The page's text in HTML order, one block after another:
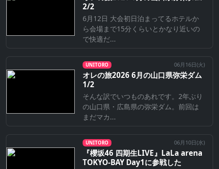
2/2
6月12日 大会初日泊まってるホテルか
ら会場まで15分くらいとかなり近いの
で快適だ...
UNITORO 06月16日(火)
オレの旅2026 6月の山口県弥栄ダム
1/2
そんな訳でいつものあれです。2年ぶり
の山口県・広島県の弥栄ダム。前回は
まだマカ...
UNITORO 06月10日(水)
『櫻坂46 四期生LIVE』LaLa arena
TOKYO-BAY Day1に参戦した